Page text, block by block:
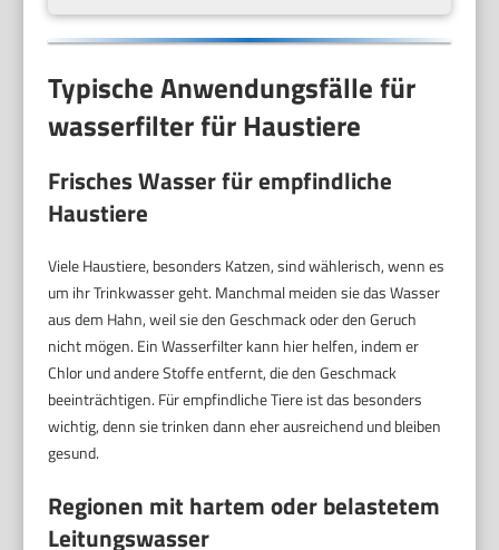
Typische Anwendungsfälle für
wasserfilter für Haustiere
Frisches Wasser für empfindliche
Haustiere
Viele Haustiere, besonders Katzen, sind wählerisch, wenn es
um ihr Trinkwasser geht. Manchmal meiden sie das Wasser
aus dem Hahn, weil sie den Geschmack oder den Geruch
nicht mögen. Ein Wasserfilter kann hier helfen, indem er
Chlor und andere Stoffe entfernt, die den Geschmack
beeinträchtigen. Für empfindliche Tiere ist das besonders
wichtig, denn sie trinken dann eher ausreichend und bleiben
gesund.
Regionen mit hartem oder belastetem
Leitungswasser